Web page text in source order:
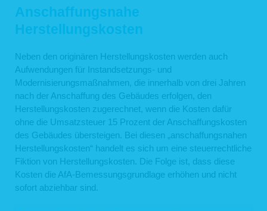
Anschaffungsnahe
Herstellungskosten
Neben den originären Herstellungskosten werden auch
Aufwendungen für Instandsetzungs- und
Modernisierungsmaßnahmen, die innerhalb von drei Jahren
nach der Anschaffung des Gebäudes erfolgen, den
Herstellungskosten zugerechnet, wenn die Kosten dafür
ohne die Umsatzsteuer 15 Prozent der Anschaffungskosten
des Gebäudes übersteigen. Bei diesen „anschaffungsnahen
Herstellungskosten“ handelt es sich um eine steuerrechtliche
Fiktion von Herstellungskosten. Die Folge ist, dass diese
Kosten die AfA-Bemessungsgrundlage erhöhen und nicht
sofort abziehbar sind.